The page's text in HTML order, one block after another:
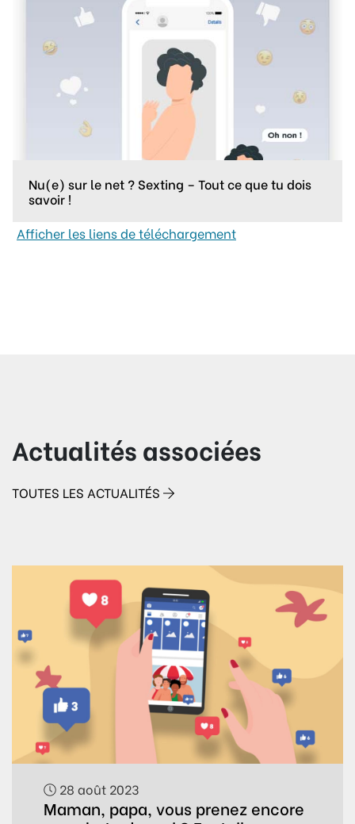
Nu(e) sur le net ? Sexting – Tout ce que tu dois
savoir !
Afficher les liens de téléchargement
Actualités associées
TOUTES LES ACTUALITÉS
28 août 2023
Maman, papa, vous prenez encore